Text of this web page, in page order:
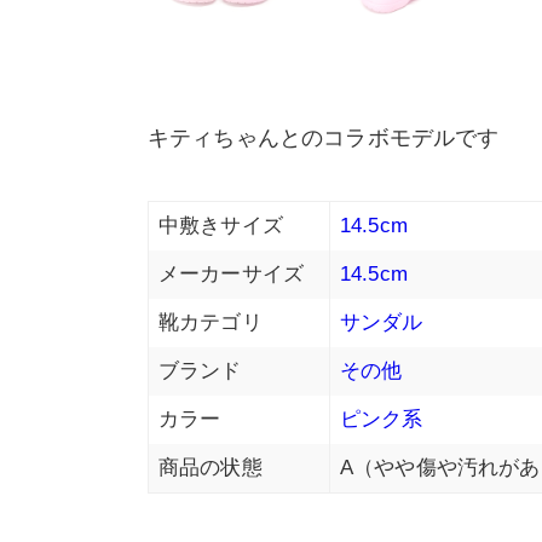
キティちゃんとのコラボモデルです
中敷きサイズ 14.5cm
メーカーサイズ 14.5cm
靴カテゴリ サンダル
ブランド その他
カラー ピンク系
商品の状態 A（やや傷や汚れが